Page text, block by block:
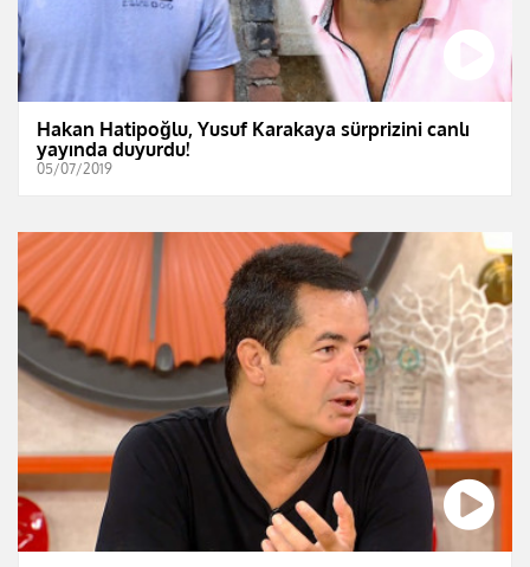
Hakan Hatipoğlu, Yusuf Karakaya sürprizini canlı
yayında duyurdu!
05/07/2019